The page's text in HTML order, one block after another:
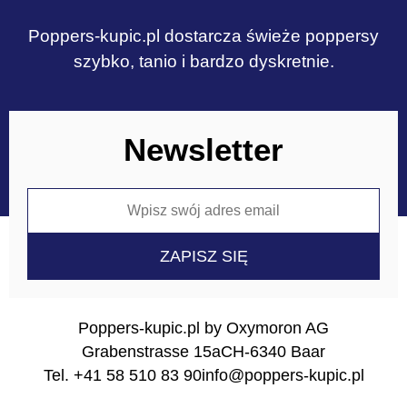
Poppers-kupic.pl dostarcza świeże poppersy
szybko, tanio i bardzo dyskretnie.
Newsletter
Poppers-kupic.pl by Oxymoron AG
Grabenstrasse 15aCH-6340 Baar
Tel. +41 58 510 83 90info@poppers-kupic.pl